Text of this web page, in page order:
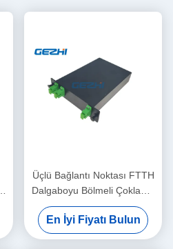
Üçlü Bağlantı Noktası FTTH
Dalgaboyu Bölmeli Çoklama
Filtresi WDM
En İyi Fiyatı Bulun